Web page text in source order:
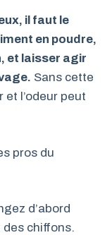
il faut le
en poudre,
et laisser agir
Sans cette
l’odeur peut
pros du
d’abord
des chiffons.